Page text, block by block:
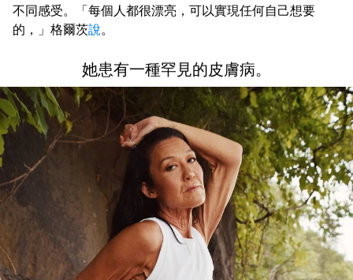
不同感受。「每個人都很漂亮，可以實現任何自己想要
的，」格爾茨說。
她患有一種罕見的皮膚病。